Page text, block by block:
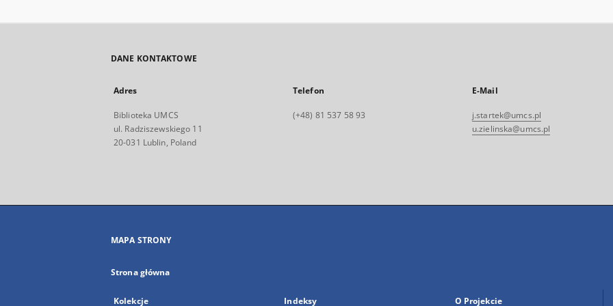
DANE KONTAKTOWE
Adres
Biblioteka UMCS
ul. Radziszewskiego 11
20-031 Lublin, Poland
Telefon
(+48) 81 537 58 93
E-Mail
j.startek@umcs.pl
u.zielinska@umcs.pl
MAPA STRONY
Strona główna
Kolekcje Indeksy O Projekcie